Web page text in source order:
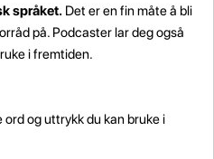
språket. Det er en fin måte å bli
på. Podcaster lar deg også
i fremtiden.
og uttrykk du kan bruke i